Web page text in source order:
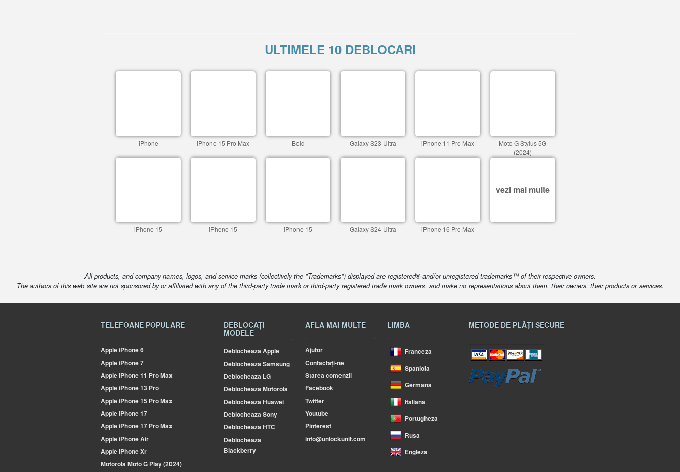
ULTIMELE 10 DEBLOCARI
iPhone iPhone 15 Pro Max Bold Galaxy S23 Ultra iPhone 11 Pro Max
Moto G Stylus 5G
(2024)
iPhone 15 iPhone 15 iPhone 15 Galaxy S24 Ultra iPhone 16 Pro Max
vezi mai multe
All products, and company names, logos, and service marks (collectively the "Trademarks") displayed are registered® and/or unregistered trademarks™ of their respective owners.
The authors of this web site are not sponsored by or affiliated with any of the third-party trade mark or third-party registered trade mark owners, and make no representations about them, their owners, their products or services.
TELEFOANE POPULARE
AppleiPhone 6
AppleiPhone 7
AppleiPhone 11 Pro Max
AppleiPhone 13 Pro
AppleiPhone 15 Pro Max
AppleiPhone 17
AppleiPhone 17 Pro Max
AppleiPhone Air
AppleiPhone Xr
MotorolaMoto G Play (2024)
DEBLOCAȚI
MODELE
Deblocheaza Apple
Deblocheaza Samsung
Deblocheaza LG
Deblocheaza Motorola
Deblocheaza Huawei
Deblocheaza Sony
Deblocheaza HTC
Deblocheaza
Blackberry
AFLA MAI MULTE
Ajutor
Contactați-ne
Starea comenzii
Facebook
Twitter
Youtube
Pinterest
info@unlockunit.com
LIMBA
Franceza
Spaniola
Germana
Italiana
Portugheza
Rusa
Engleza
METODE DE PLĂȚI SECURE